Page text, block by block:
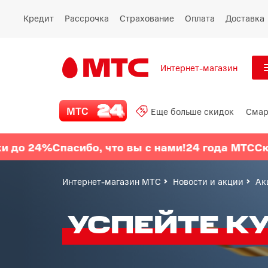
Кредит Рассрочка Страхование Оплата Доставка
Интернет-магазин
МТС 24
Все
Планшеты и ноутбуки
Восстановленные
смартфоны
МТС Еще больше скидок
Спасибо, что вы с нами!24 года МТССкидки до
Интернет-магазин МТС Новости и акции
УСПЕЙТЕ